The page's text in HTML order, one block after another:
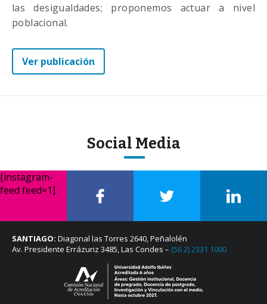
las desigualdades; proponemos actuar a nivel
poblacional.
Ver publicación
Social Media
[instagram-
feed feed=1]
SANTIAGO: Diagonal las Torres 2640, Peñalolén
Av. Presidente Errázuriz 3485, Las Condes – (56 2) 2331 1000